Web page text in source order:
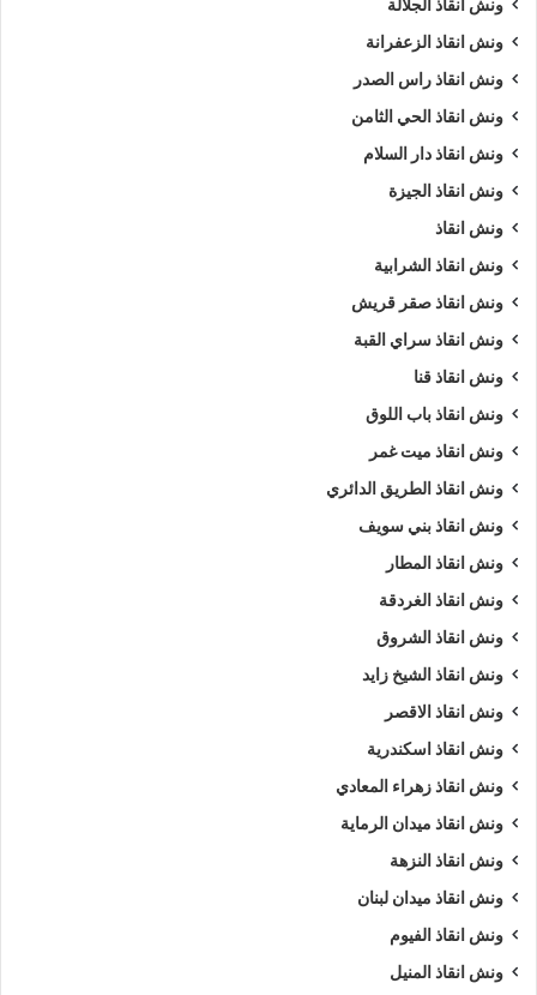
ونش انقاذ الجلالة
ونش انقاذ الزعفرانة
ونش انقاذ راس الصدر
ونش انقاذ الحي الثامن
ونش انقاذ دار السلام
ونش انقاذ الجيزة
ونش انقاذ
ونش انقاذ الشرابية
ونش انقاذ صقر قريش
ونش انقاذ سراي القبة
ونش انقاذ قنا
ونش انقاذ باب اللوق
ونش انقاذ ميت غمر
ونش انقاذ الطريق الدائري
ونش انقاذ بني سويف
ونش انقاذ المطار
ونش انقاذ الغردقة
ونش انقاذ الشروق
ونش انقاذ الشيخ زايد
ونش انقاذ الاقصر
ونش انقاذ اسكندرية
ونش انقاذ زهراء المعادي
ونش انقاذ ميدان الرماية
ونش انقاذ النزهة
ونش انقاذ ميدان لبنان
ونش انقاذ الفيوم
ونش انقاذ المنيل